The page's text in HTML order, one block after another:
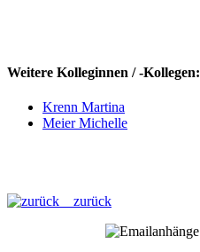
Weitere Kolleginnen / -Kollegen:
Krenn Martina
Meier Michelle
zurück